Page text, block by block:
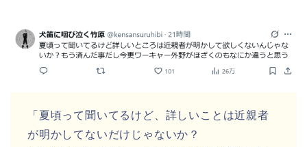
「夏頃って聞いてるけど、詳しいことは近親者
が明かしてないだけじゃないか？